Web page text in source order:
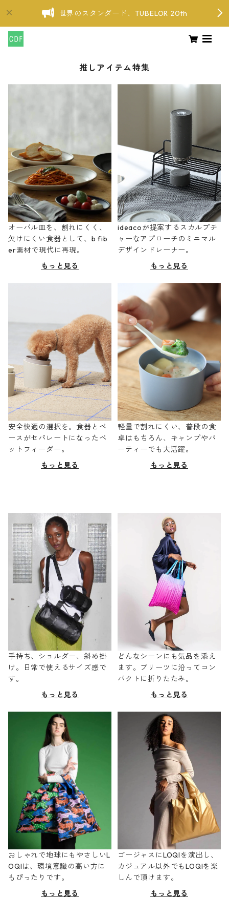
世界のスタンダード、TUBELOR 20th
推しアイテム特集
オーバル皿を、割れにくく、
欠けにくい食器として、b fib
er素材で現代に再現。
もっと見る
ideacoが提案するスカルプチ
ャーなアプローチのミニマル
デザインドレーナー。
もっと見る
安全快適の選択を。食器とベ
ースがセパレートになったペ
ットフィーダー。
もっと見る
軽量で割れにくい、普段の食
卓はもちろん、キャンプやパ
ーティーでも大活躍。
もっと見る
手持ち、ショルダー、斜め掛
け。日常で使えるサイズ感で
す。
もっと見る
どんなシーンにも気品を添え
ます。プリーツに沿ってコン
パクトに折りたたみ。
もっと見る
おしゃれで地球にもやさしいL
OQIは、環境意識の高い方に
もぴったりです。
もっと見る
ゴージャスにLOQIを演出し、
カジュアル以外でもLOQIを楽
しんで頂けます。
もっと見る